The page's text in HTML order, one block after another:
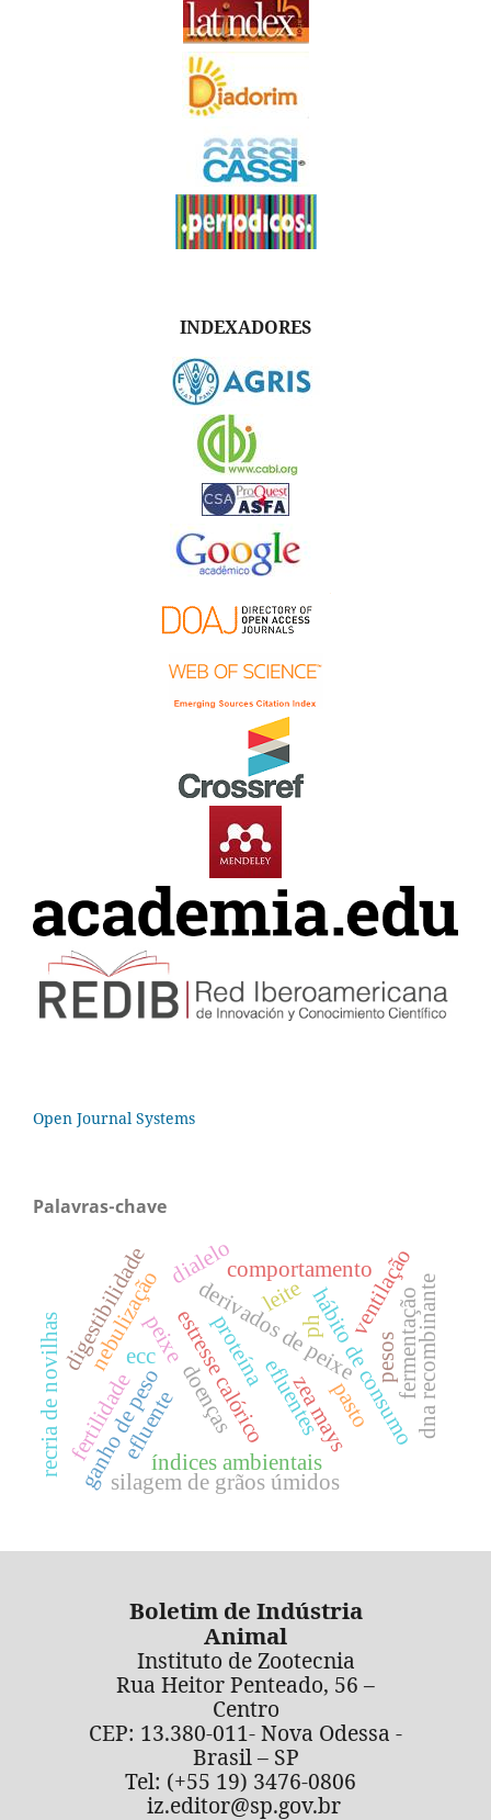
INDEXADORES
Open Journal Systems
Palavras-chave
peixederivados de peixehábito de consumo
comportamento
estresse calórico
índices ambientais
nebulização ventilação
digestibilidade
efluente
fermentação
ph
proteína dna recombinante
zea mays
silagem de grãos úmidos
efluentes pesos
ganho de peso pasto
recria de novilhas doenças
leite
ecc
fertilidade
dialelo
Boletim de Indústria
Animal
Instituto de Zootecnia
Rua Heitor Penteado, 56 –
Centro
CEP: 13.380-011- Nova Odessa -
Brasil – SP
Tel: (+55 19) 3476-0806
iz.editor@sp.gov.br